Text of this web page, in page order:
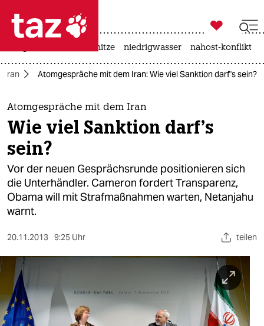
 taz zahl ich
taz zahl ich
themen
politik
öko
gesellschaft
kultur
sport
berlin
nord
wahrheit

taz zahl ich
hitze niedrigwasser nahost-konflikt
Iran Atomgespräche mit dem Iran: Wie viel Sanktion darf's sein?
Atomgespräche mit dem Iran
Wie viel Sanktion darf's
sein?
Vor der neuen Gesprächsrunde positionieren sich
die Unterhändler. Cameron fordert Transparenz,
Obama will mit Strafmaßnahmen warten, Netanjahu
warnt.
20.11.2013 9:25 Uhr teilen